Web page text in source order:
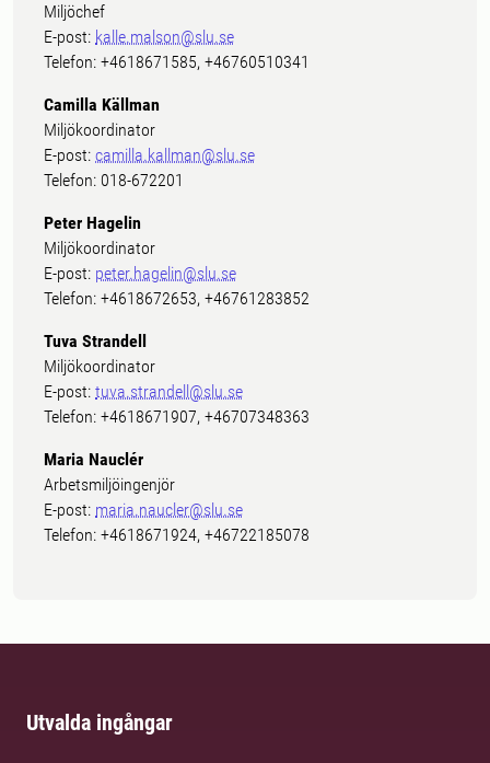
Miljöchef
E-post: kalle.malson@slu.se
Telefon: +4618671585, +46760510341
Camilla Källman
Miljökoordinator
E-post: camilla.kallman@slu.se
Telefon: 018-672201
Peter Hagelin
Miljökoordinator
E-post: peter.hagelin@slu.se
Telefon: +4618672653, +46761283852
Tuva Strandell
Miljökoordinator
E-post: tuva.strandell@slu.se
Telefon: +4618671907, +46707348363
Maria Nauclér
Arbetsmiljöingenjör
E-post: maria.naucler@slu.se
Telefon: +4618671924, +46722185078
Utvalda ingångar